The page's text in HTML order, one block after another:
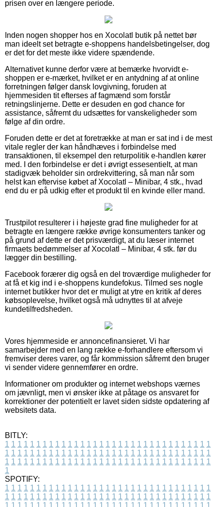
prisen over en længere periode.
Inden nogen shopper hos en Xocolatl butik på nettet bør
man ideelt set betragte e-shoppens handelsbetingelser, dog
er det for det meste ikke videre spændende.
Alternativet kunne derfor være at bemærke hvorvidt e-
shoppen er e-mærket, hvilket er en antydning af at online
forretningen følger dansk lovgivning, foruden at
hjemmesiden tit efterses af fagmænd som forstår
retningslinjerne. Dette er desuden en god chance for
assistance, såfremt du udsættes for vanskeligheder som
følge af din ordre.
Foruden dette er det at foretrække at man er sat ind i de mest
vitale regler der kan håndhæves i forbindelse med
transaktionen, til eksempel den returpolitik e-handlen kører
med. I den forbindelse er det i øvrigt essesentielt, at man
stadigvæk beholder sin ordrekvittering, så man når som
helst kan eftervise købet af Xocolatl – Minibar, 4 stk., hvad
end du er på udkig efter et produkt til en kvinde eller mand.
Trustpilot resulterer i i højeste grad fine muligheder for at
betragte en længere række øvrige konsumenters tanker og
på grund af dette er det prisværdigt, at du læser internet
firmaets bedømmelser af Xocolatl – Minibar, 4 stk. før du
lægger din bestilling.
Facebook forærer dig også en del troværdige muligheder for
at få et kig ind i e-shoppens kundefokus. Tilmed ses nogle
internet butikker hvor det er muligt at ytre en kritik af deres
købsoplevelse, hvilket også må udnyttes til at afveje
kundetilfredsheden.
Vores hjemmeside er annoncefinansieret. Vi har
samarbejder med en lang række e-forhandlere eftersom vi
fremviser deres varer, og får kommission såfremt den bruger
vi sender videre gennemfører en ordre.
Informationer om produkter og internet webshops værnes
om jævnligt, men vi ønsker ikke at påtage os ansvaret for
korrektioner der potentielt er lavet siden sidste opdatering af
websitets data.
BITLY:
1 1 1 1 1 1 1 1 1 1 1 1 1 1 1 1 1 1 1 1 1 1 1 1 1 1 1 1 1 1 1 1 1
1 1 1 1 1 1 1 1 1 1 1 1 1 1 1 1 1 1 1 1 1 1 1 1 1 1 1 1 1 1 1 1 1
1 1 1 1 1 1 1 1 1 1 1 1 1 1 1 1 1 1 1 1 1 1 1 1 1 1 1 1 1 1 1 1 1
1
SPOTIFY:
1 1 1 1 1 1 1 1 1 1 1 1 1 1 1 1 1 1 1 1 1 1 1 1 1 1 1 1 1 1 1 1 1
1 1 1 1 1 1 1 1 1 1 1 1 1 1 1 1 1 1 1 1 1 1 1 1 1 1 1 1 1 1 1 1 1
1 1 1 1 1 1 1 1 1 1 1 1 1 1 1 1 1 1 1 1 1 1 1 1 1 1 1 1 1 1 1 1 1